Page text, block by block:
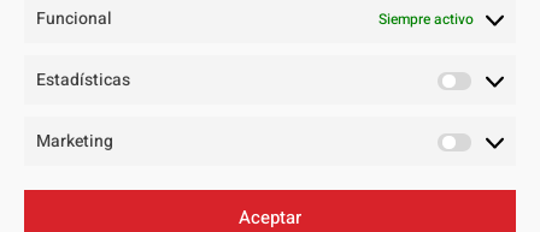
Funcional Siempre activo
Estadísticas
Marketing
Aceptar
Contacto